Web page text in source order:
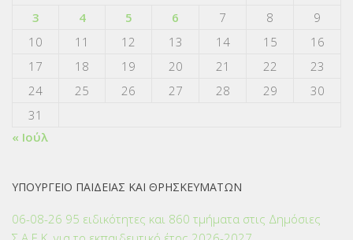
3
4 5 6 7 8
9
10
11 12 13 14 15
16
17
18 19 20 21 22
23
24
25 26 27 28 29
30
31
« Ιούλ
ΥΠΟΥΡΓΕΙΟ ΠΑΙΔΕΙΑΣ ΚΑΙ ΘΡΗΣΚΕΥΜΑΤΩΝ
06-08-26 95 ειδικότητες και 860 τμήματα στις Δημόσιες